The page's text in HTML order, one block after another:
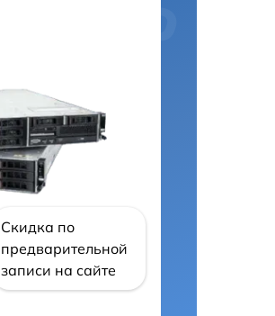
Скидка по
предварительной
записи на сайте